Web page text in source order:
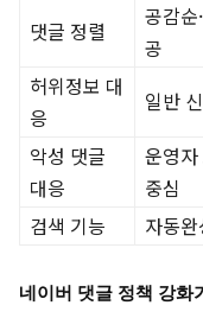
댓글 정렬
공감순
공
허위정보 대
응
일반
악성 댓글
대응
운영
중심
검색 기능
자동
네이버 댓글 정책 강화